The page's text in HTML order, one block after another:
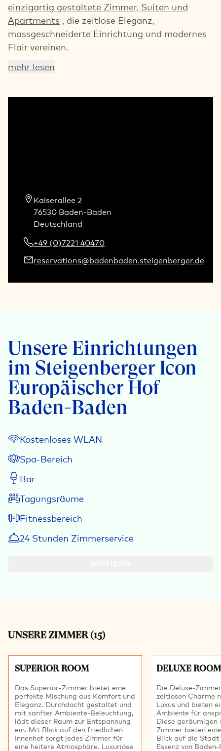
einzigartig gestaltete Zimmer, Suiten und
Apartments , die zeitlose Eleganz,
massgeschneiderte Einrichtung und modernes
Flair vereinen.
mehr lesen
Kaiserallee 2
76530 Baden-Baden
Deutschland
+49 (0)7221 40470
reservations@badenbaden.steigenberger.de
Unsere Einrichtungen
im Steigenberger Icon
Europäischer Hof
Baden-Baden
Kostenloses WLAN
Spa-Bereich
Bar
Tagungsräume
Fitnessbereich
24 Stunden Zimmerservice
UNSERE ZIMMER(15)
SUPERIOR ROOM
Das Superior-Zimmer bietet eine
perfekte Mischung aus Komfort und
Eleganz. Durchdacht gestaltet und
mit sanfter Ambiente-Beleuchtung,
lädt dieser Raum zur Entspannung
ein. Mit Blick auf den friedlichen
Innenhof sorgt jedes Zimmer für
eine heitere Atmosphäre. Luxuriöse
DELUXE ROOM
Die Deluxe-
zeitlosen Charme
Luxus und bieten
Ambiente für
Diese geräumigen
Zimmer bieten
Blick auf die Stadt
Essenz von